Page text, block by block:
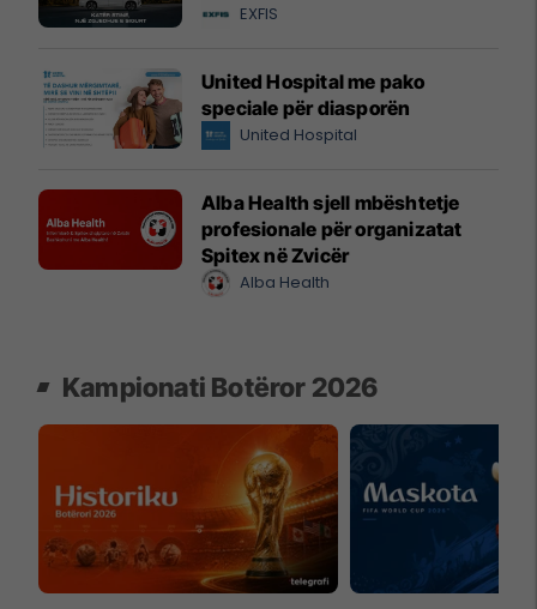
EXFIS
United Hospital me pako
speciale për diasporën
United Hospital
Alba Health sjell mbështetje
profesionale për organizatat
Spitex në Zvicër
Alba Health
Kampionati Botëror 2026